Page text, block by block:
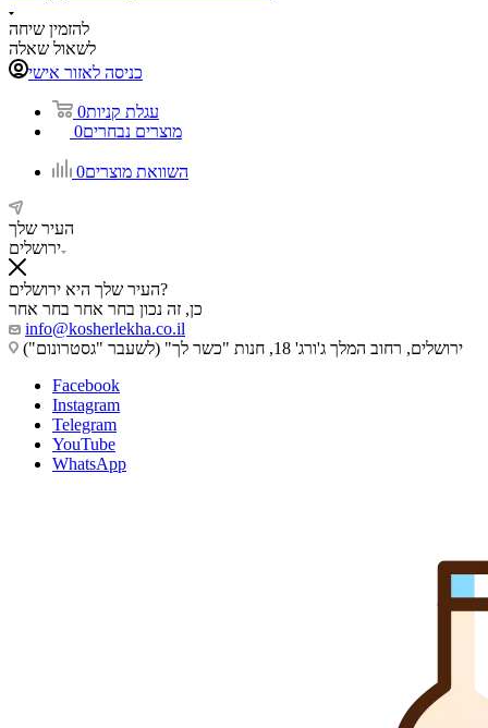
להזמין שיחה
לשאול שאלה
כניסה לאזור אישי
עגלת קניות0
מוצרים נבחרים0
השוואת מוצרים0
העיר שלך
ירושלים
העיר שלך היא ירושלים?
כן, זה נכון בחר אחר בחר אחר
info@kosherlekha.co.il
ירושלים, רחוב המלך ג'ורג' 18, חנות "כשר לך" (לשעבר "גסטרונום")
Facebook
Instagram
Telegram
YouTube
WhatsApp